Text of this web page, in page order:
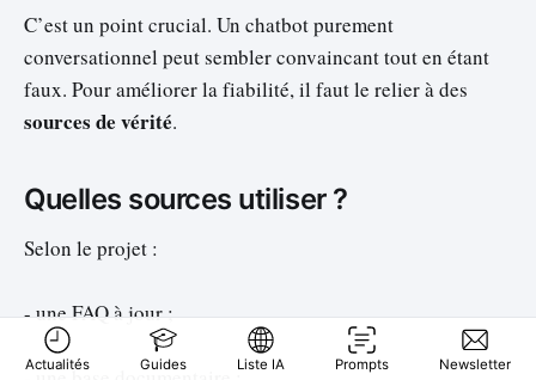
C’est un point crucial. Un chatbot purement
conversationnel peut sembler convaincant tout en étant
faux. Pour améliorer la fiabilité, il faut le relier à des
sources de vérité.
Quelles sources utiliser ?
Selon le projet :
- une FAQ à jour ;
Actualités Guides Liste IA Prompts Newsletter